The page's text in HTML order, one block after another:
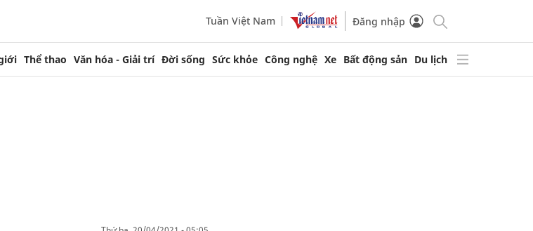
Tuần Việt Nam Đăng nhập
Thể thao Văn hóa - Giải trí Đời sống Sức khỏe Công nghệ Xe Bất động sản Du lịch